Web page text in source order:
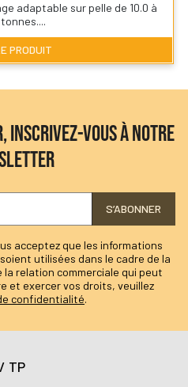
adaptable sur pelle de 10.0 à
PRODUIT
INSCRIVEZ-VOUS À NOTRE
S’ABONNER
acceptez que les informations
utilisées dans le cadre de la
relation commerciale qui peut
et exercer vos droits, veuillez
confidentialité.
TP